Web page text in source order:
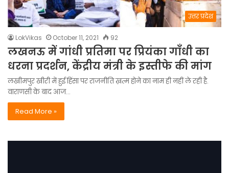
उत्तर प्रदेश
LokVikas October 11, 2021 92
लखनऊ में गांधी प्रतिमा पर प्रियंका गाँधी का
धरना प्रदर्शन, केंद्रीय मंत्री के इस्तीफे की मांग
लखीमपुर खीरी में हुई हिंसा पर राजनीति ख़त्म होने का नाम ही नहीं ले रही है.
वाराणसी के बाद आज…
Read More »